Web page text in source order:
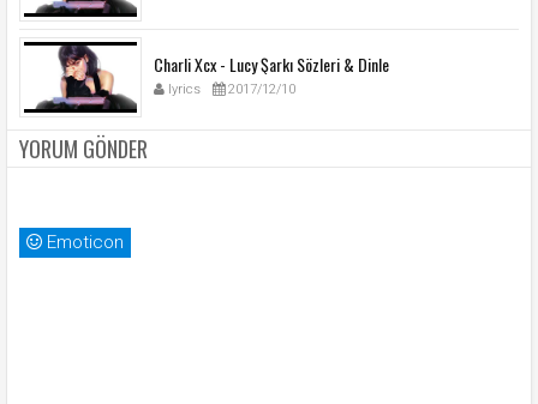
Charli Xcx - Lucy Şarkı Sözleri & Dinle
lyrics 2017/12/10
YORUM GÖNDER
Emoticon